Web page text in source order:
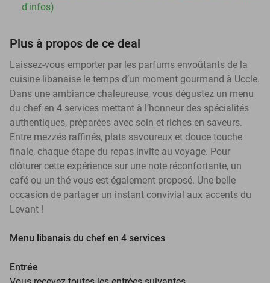
d'infos)
Plus à propos de ce deal
Laissez-vous emporter par les parfums envoûtants de la
cuisine libanaise le temps d’un moment gourmand à Uccle.
Dans une ambiance chaleureuse, vous dégustez un menu
du chef en 4 services mettant à l’honneur des spécialités
authentiques, préparées avec soin et riches en saveurs.
Entre mezzés raffinés, plats savoureux et douce touche
finale, chaque étape du repas invite au voyage. Pour
clôturer cette expérience sur une note réconfortante, un
café ou un thé vous est également proposé. Une belle
occasion de partager un instant convivial aux accents du
Levant !
Menu libanais du chef en 4 services
Entrée